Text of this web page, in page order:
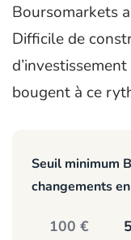
Boursomarkets
Difficile de
bougent à ce
Seuil minimum
changements
100 €